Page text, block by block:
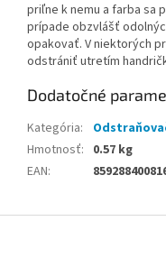
priľne k nemu a farba sa
prípade obzvlášť
opakovať. V niektorých
odstrániť utretím
Dodatočné
Kategória:
Hmotnosť: 0.57 kg
EAN: